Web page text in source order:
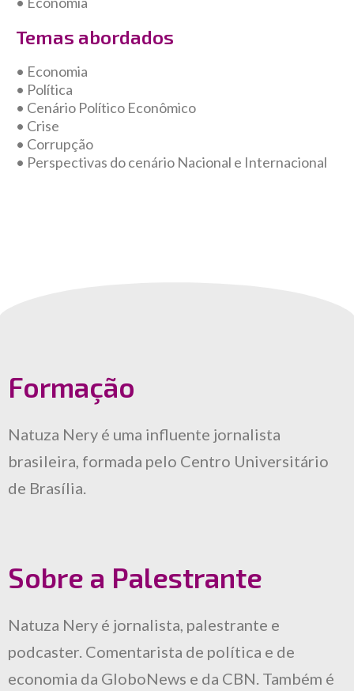
Temas abordados
• Economia
• Política
• Cenário Político Econômico
• Crise
• Corrupção
• Perspectivas do cenário Nacional e Internacional
Formação
Natuza Nery é uma influente jornalista
brasileira, formada pelo Centro Universitário
de Brasília.
Sobre a Palestrante
Natuza Nery é jornalista, palestrante e
podcaster. Comentarista de política e de
economia da GloboNews e da CBN. Também é